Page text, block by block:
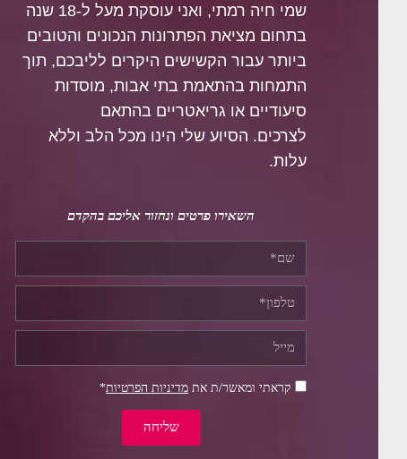
שמי חיה רמתי, ואני עוסקת מעל ל-18 שנה
בתחום מציאת הפתרונות הנכונים והטובים
ביותר עבור הקשישים היקרים לליבכם, תוך
התמחות בהתאמת בתי אבות, מוסדות
סיעודיים או גריאטריים בהתאם
לצרכים. הסיוע שלי הינו מכל הלב וללא
עלות.
השאירו פרטים ונחזור אליכם בהקדם
קראתי ומאשר/ת את מדיניות הפרטיות*
שליחה